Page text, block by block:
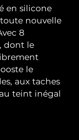
en silicone
nouvelle
8
dont le
le
aux taches
teint inégal
the-go
device
therapy
dentaire
estimée8/16/26
estimée
estimée
estimée
estimée 8/14/26